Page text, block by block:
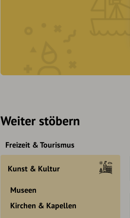
Weiter stöbern
Freizeit & Tourismus
Kunst & Kultur
Museen
Kirchen & Kapellen